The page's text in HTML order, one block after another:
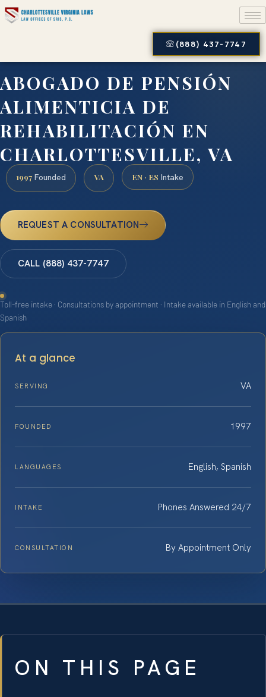
(888) 437-7747
ABOGADO DE PENSIÓN
ALIMENTICIA DE
REHABILITACIÓN EN
CHARLOTTESVILLE, VA
1997 Founded VA EN · ES Intake
REQUEST A CONSULTATION
CALL (888) 437-7747
Toll-free intake · Consultations by appointment · Intake available in English and
Spanish
At a glance
SERVING VA
FOUNDED 1997
LANGUAGES English, Spanish
INTAKE Phones Answered 24/7
CONSULTATION By Appointment Only
ON THIS PAGE